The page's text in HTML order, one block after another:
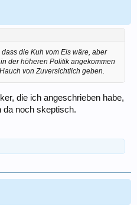
die Kuh vom Eis wäre, aber
der höheren Politik angekommen
von Zuversichtlich geben.
die ich angeschrieben habe,
da noch skeptisch.